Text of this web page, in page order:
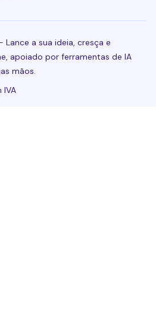
a sua ideia, cresça e
apoiado por ferramentas de IA
mãos.
IVA